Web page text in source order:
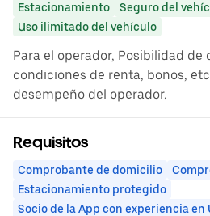
Estacionamiento Seguro del
Uso ilimitado del vehículo
Para el operador, Posibilidad de
condiciones de renta, bonos,
desempeño del operador.
Requisitos
Comprobante de domicilio
Estacionamiento protegido
Socio de la App con experiencia en